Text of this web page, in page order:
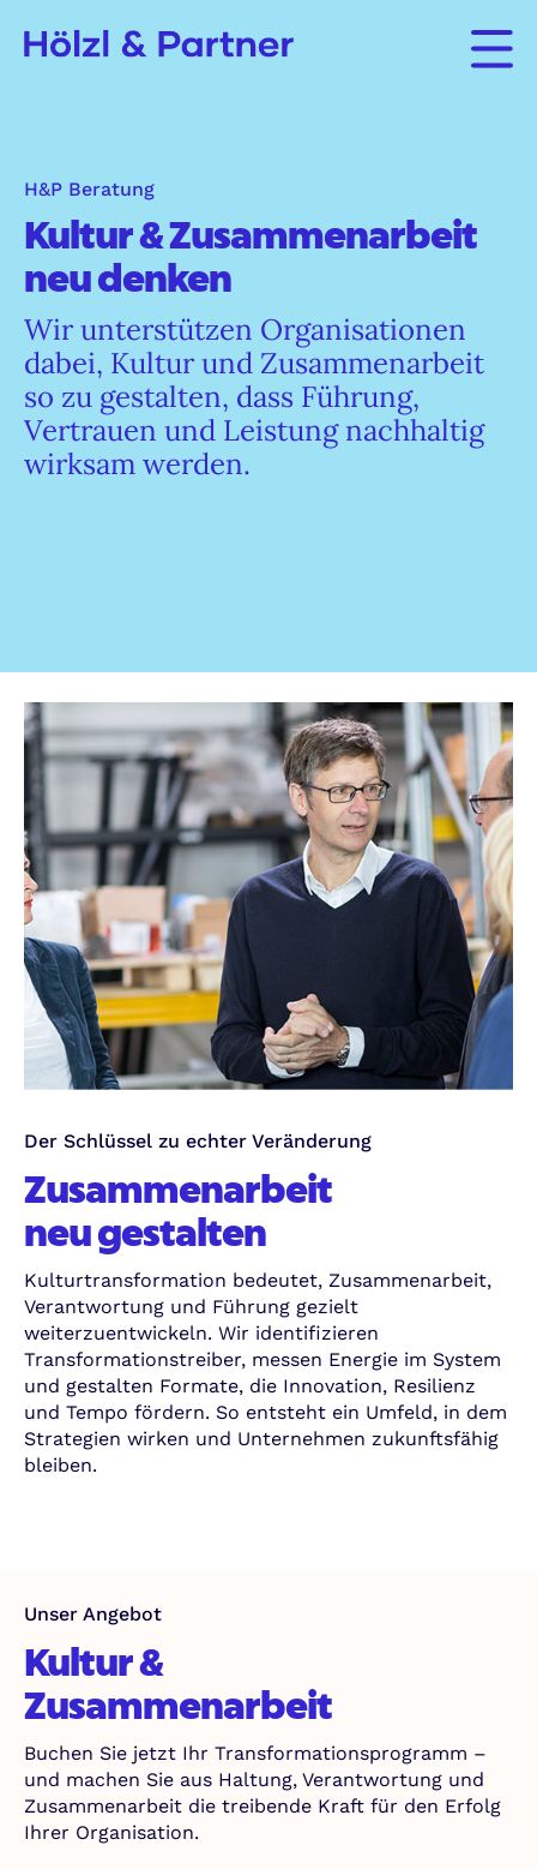
H&P Beratung
Kultur & Zusammenarbeit
neu denken
Wir unterstützen Organisationen
dabei, Kultur und Zusammenarbeit
so zu gestalten, dass Führung,
Vertrauen und Leistung nachhaltig
wirksam werden.
Der Schlüssel zu echter Veränderung
Zusammenarbeit
neu gestalten
Kulturtransformation bedeutet, Zusammenarbeit,
Verantwortung und Führung gezielt
weiterzuentwickeln. Wir identifizieren
Transformationstreiber, messen Energie im System
und gestalten Formate, die Innovation, Resilienz
und Tempo fördern. So entsteht ein Umfeld, in dem
Strategien wirken und Unternehmen zukunftsfähig
bleiben.
Unser Angebot
Kultur &
Zusammenarbeit
Buchen Sie jetzt Ihr Transformationsprogramm –
und machen Sie aus Haltung, Verantwortung und
Zusammenarbeit die treibende Kraft für den Erfolg
Ihrer Organisation.